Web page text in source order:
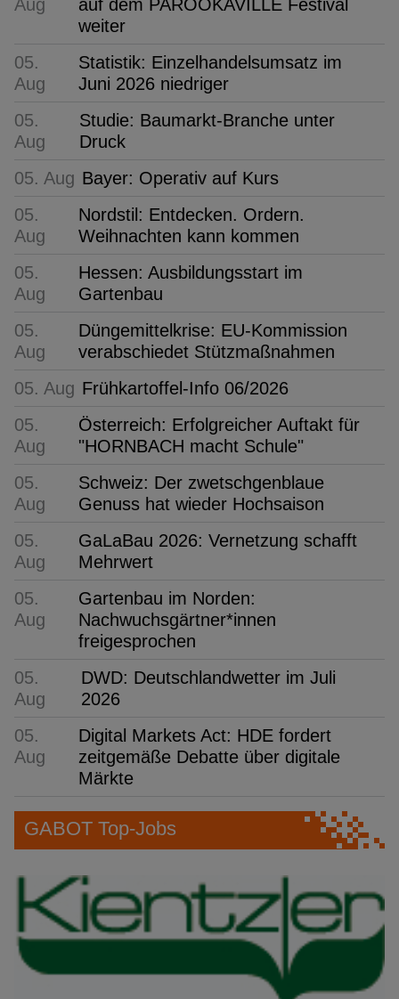
Aug
auf dem PAROOKAVILLE Festival
weiter
05.
Aug
Statistik: Einzelhandelsumsatz im
Juni 2026 niedriger
05.
Aug
Studie: Baumarkt-Branche unter
Druck
05. Aug Bayer: Operativ auf Kurs
05.
Aug
Nordstil: Entdecken. Ordern.
Weihnachten kann kommen
05.
Aug
Hessen: Ausbildungsstart im
Gartenbau
05.
Aug
Düngemittelkrise: EU-Kommission
verabschiedet Stützmaßnahmen
05. Aug Frühkartoffel-Info 06/2026
05.
Aug
Österreich: Erfolgreicher Auftakt für
"HORNBACH macht Schule"
05.
Aug
Schweiz: Der zwetschgenblaue
Genuss hat wieder Hochsaison
05.
Aug
GaLaBau 2026: Vernetzung schafft
Mehrwert
05.
Aug
Gartenbau im Norden:
Nachwuchsgärtner*innen
freigesprochen
05.
Aug
DWD: Deutschlandwetter im Juli
2026
05.
Aug
Digital Markets Act: HDE fordert
zeitgemäße Debatte über digitale
Märkte
GABOT Top-Jobs